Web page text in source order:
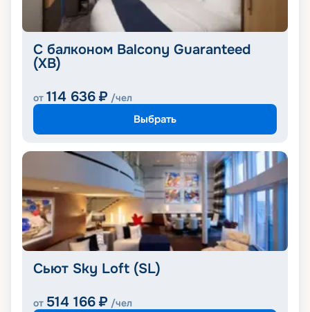
С балконом Balcony Guaranteed
(XB)
от 114 636 ₽ /чел
Выбрать
Сьют Sky Loft (SL)
от 514 166 ₽ /чел